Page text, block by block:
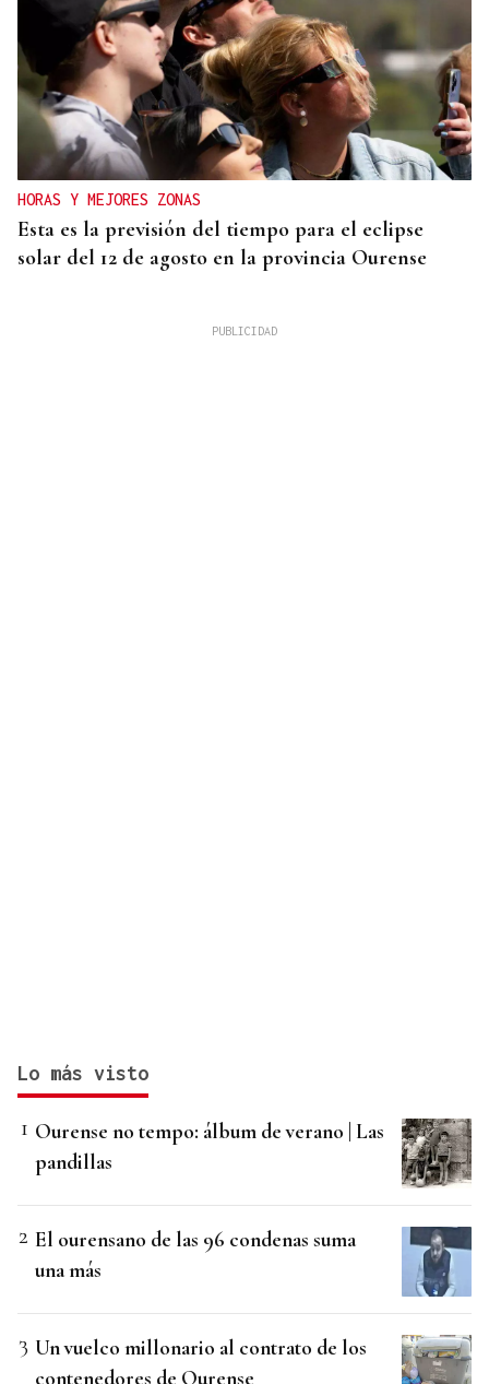
HORAS Y MEJORES ZONAS
Esta es la previsión del tiempo para el eclipse
solar del 12 de agosto en la provincia Ourense
Lo más visto
Ourense no tempo: álbum de verano | Las
pandillas
El ourensano de las 96 condenas suma
una más
Un vuelco millonario al contrato de los
contenedores de Ourense